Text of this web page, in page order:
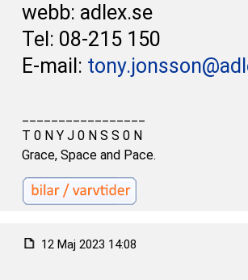
webb: adlex.se
Tel: 08-215 150
E-mail:
T 0 N Y J 0 N S S 0 N
Grace, Space and Pace.
12 Maj 2023 14:08